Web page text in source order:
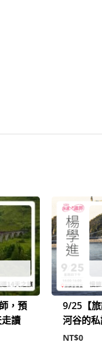
，預
讀
9/25【
河谷的
NT$0